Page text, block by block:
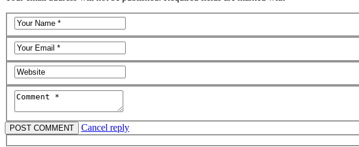
Cancel reply